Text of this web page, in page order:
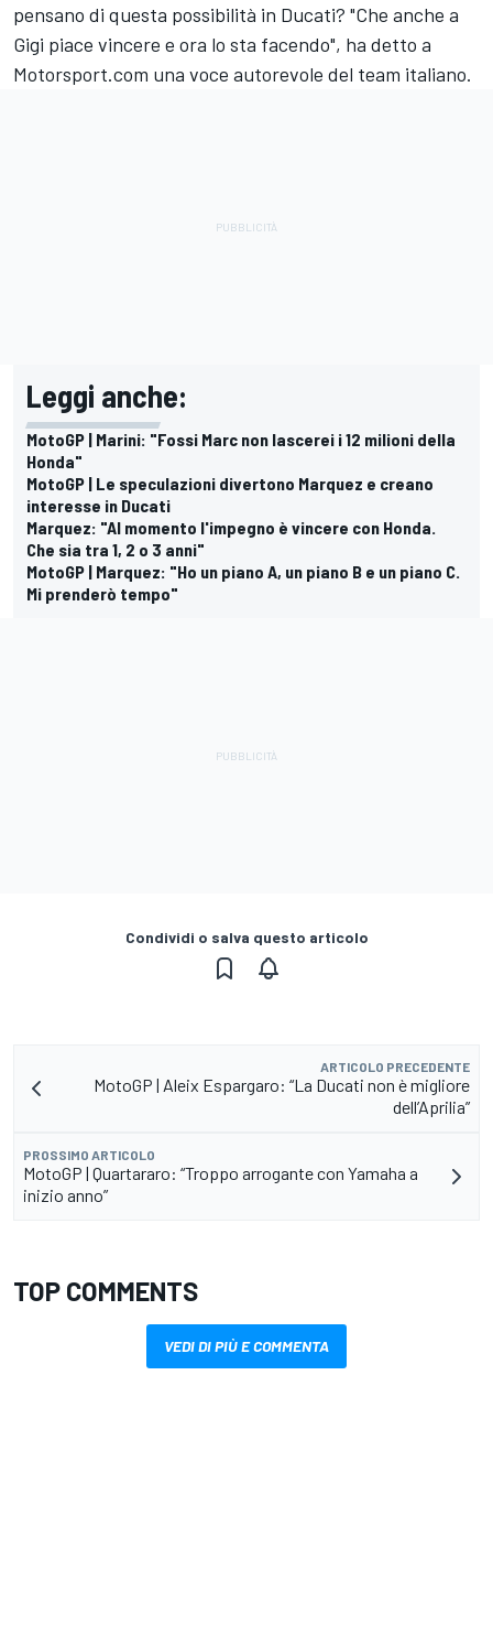
pensano di questa possibilità in Ducati? "Che anche a
Gigi piace vincere e ora lo sta facendo", ha detto a
Motorsport.com una voce autorevole del team italiano.
Leggi anche:
MotoGP | Marini: "Fossi Marc non lascerei i 12 milioni della
Honda"
MotoGP | Le speculazioni divertono Marquez e creano
interesse in Ducati
Marquez: "Al momento l'impegno è vincere con Honda.
Che sia tra 1, 2 o 3 anni"
MotoGP | Marquez: "Ho un piano A, un piano B e un piano C.
Mi prenderò tempo"
Condividi o salva questo articolo
ARTICOLO PRECEDENTE
MotoGP | Aleix Espargaro: “La Ducati non è migliore
dell’Aprilia”
PROSSIMO ARTICOLO
MotoGP | Quartararo: “Troppo arrogante con Yamaha a
inizio anno”
TOP COMMENTS
VEDI DI PIÙ E COMMENTA